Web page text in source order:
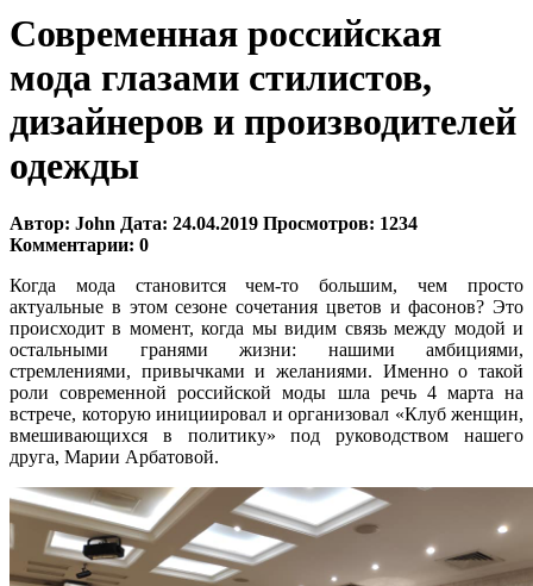
Современная российская
мода глазами стилистов,
дизайнеров и производителей
одежды
Автор: John Дата: 24.04.2019 Просмотров: 1234
Комментарии: 0
Когда мода становится чем-то большим, чем просто
актуальные в этом сезоне сочетания цветов и фасонов? Это
происходит в момент, когда мы видим связь между модой и
остальными гранями жизни: нашими амбициями,
стремлениями, привычками и желаниями. Именно о такой
роли современной российской моды шла речь 4 марта на
встрече, которую инициировал и организовал «Клуб женщин,
вмешивающихся в политику» под руководством нашего
друга, Марии Арбатовой.